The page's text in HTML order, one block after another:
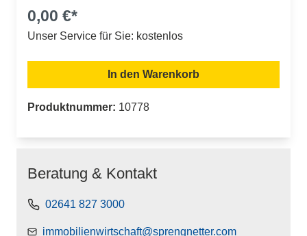
0,00 €*
Unser Service für Sie: kostenlos
In den Warenkorb
Produktnummer: 10778
Beratung & Kontakt
02641 827 3000
immobilienwirtschaft@sprengnetter.com